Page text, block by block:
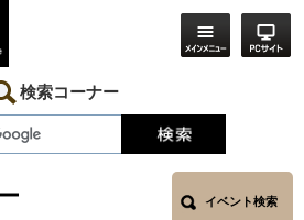
検索コーナー
イベント検索